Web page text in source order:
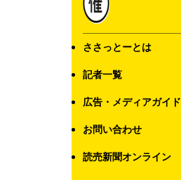
ささっとーとは
記者一覧
広告・メディアガイド
お問い合わせ
読売新聞オンライン